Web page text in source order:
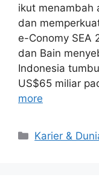
ikut menambah
dan
e-Conomy SEA
dan Bain
Indonesia
US$65 miliar
more
Kategori
Karier &